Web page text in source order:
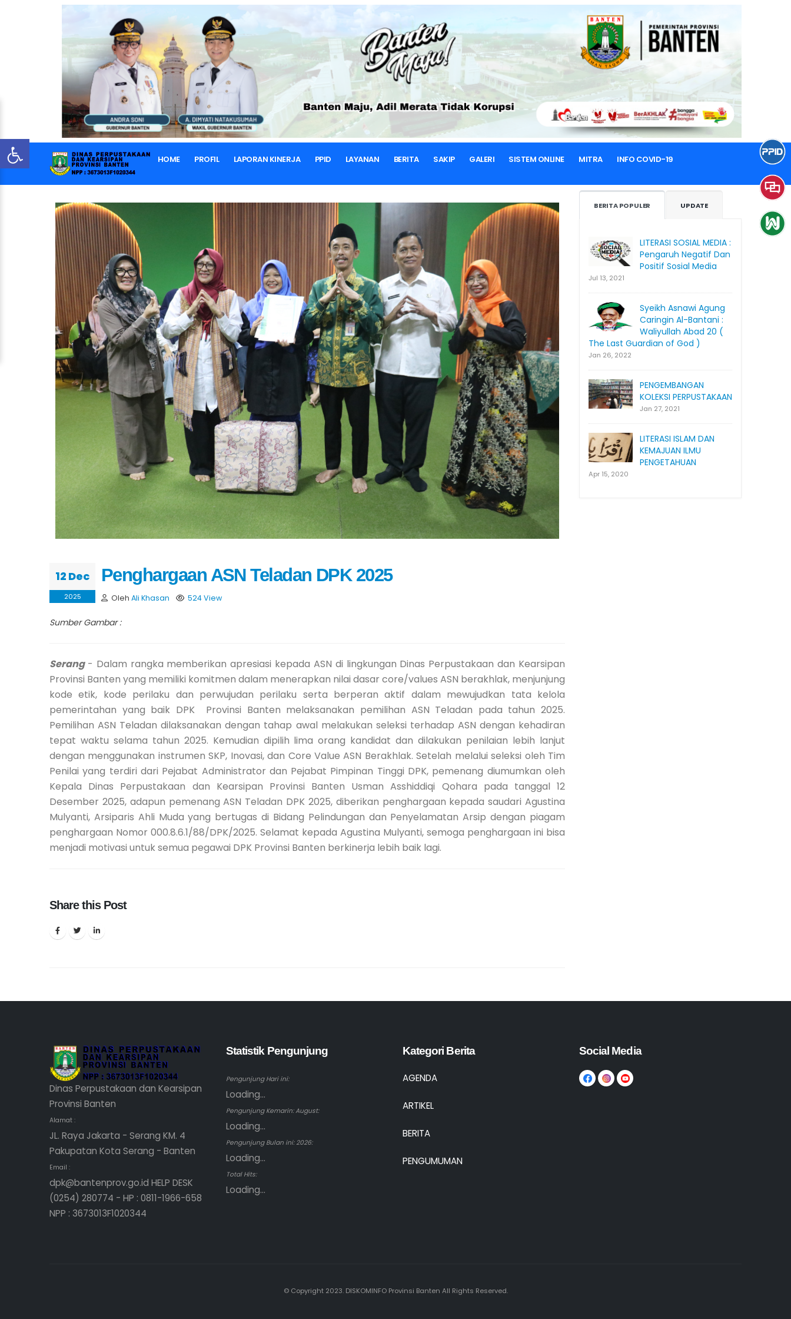
HOME PROFIL LAPORAN KINERJA PPID LAYANAN BERITA SAKIP GALERI SISTEM ONLINE MITRA INFO COVID-19
BERITA
BERANDA BERITA & ARTIKEL
12 Dec
2025
Penghargaan ASN Teladan DPK 2025
Oleh Ali Khasan 524 View
Sumber Gambar :
Serang - Dalam rangka memberikan apresiasi kepada ASN di lingkungan Dinas Perpustakaan dan Kearsipan
Provinsi Banten yang memiliki komitmen dalam menerapkan nilai dasar core/values ASN berakhlak, menjunjung
kode etik, kode perilaku dan perwujudan perilaku serta berperan aktif dalam mewujudkan tata kelola
pemerintahan yang baik DPK Provinsi Banten melaksanakan pemilihan ASN Teladan pada tahun 2025.
Pemilihan ASN Teladan dilaksanakan dengan tahap awal melakukan seleksi terhadap ASN dengan kehadiran
tepat waktu selama tahun 2025. Kemudian dipilih lima orang kandidat dan dilakukan penilaian lebih lanjut
dengan menggunakan instrumen SKP, Inovasi, dan Core Value ASN Berakhlak. Setelah melalui seleksi oleh Tim
Penilai yang terdiri dari Pejabat Administrator dan Pejabat Pimpinan Tinggi DPK, pemenang diumumkan oleh
Kepala Dinas Perpustakaan dan Kearsipan Provinsi Banten Usman Asshiddiqi Qohara pada tanggal 12
Desember 2025, adapun pemenang ASN Teladan DPK 2025, diberikan penghargaan kepada saudari Agustina
Mulyanti, Arsiparis Ahli Muda yang bertugas di Bidang Pelindungan dan Penyelamatan Arsip dengan piagam
penghargaan Nomor 000.8.6.1/88/DPK/2025. Selamat kepada Agustina Mulyanti, semoga penghargaan ini bisa
menjadi motivasi untuk semua pegawai DPK Provinsi Banten berkinerja lebih baik lagi.
Share this Post
BERITA POPULER UPDATE
LITERASI SOSIAL MEDIA :
Pengaruh Negatif Dan
Positif Sosial Media
Jul 13, 2021
Syeikh Asnawi Agung
Caringin Al-Bantani :
Waliyullah Abad 20 (
The Last Guardian of God )
Jan 26, 2022
PENGEMBANGAN
KOLEKSI PERPUSTAKAAN
Jan 27, 2021
LITERASI ISLAM DAN
KEMAJUAN ILMU
PENGETAHUAN
Apr 15, 2020
Dinas Perpustakaan dan Kearsipan
Provinsi Banten
Alamat :
JL. Raya Jakarta - Serang KM. 4
Pakupatan Kota Serang - Banten
Email :
dpk@bantenprov.go.id HELP DESK
(0254) 280774 - HP : 0811-1966-658
NPP : 3673013F1020344
Statistik Pengunjung
Pengunjung Hari ini:
Loading...
Pengunjung Kemarin: August:
Loading...
Pengunjung Bulan ini: 2026:
Loading...
Total Hits:
Loading...
Kategori Berita
AGENDA
ARTIKEL
BERITA
PENGUMUMAN
Social Media
© Copyright 2023. DISKOMINFO Provinsi Banten All Rights Reserved.